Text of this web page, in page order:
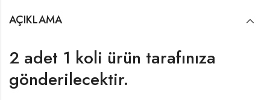
AÇIKLAMA
2 adet 1 koli ürün tarafınıza
gönderilecektir.